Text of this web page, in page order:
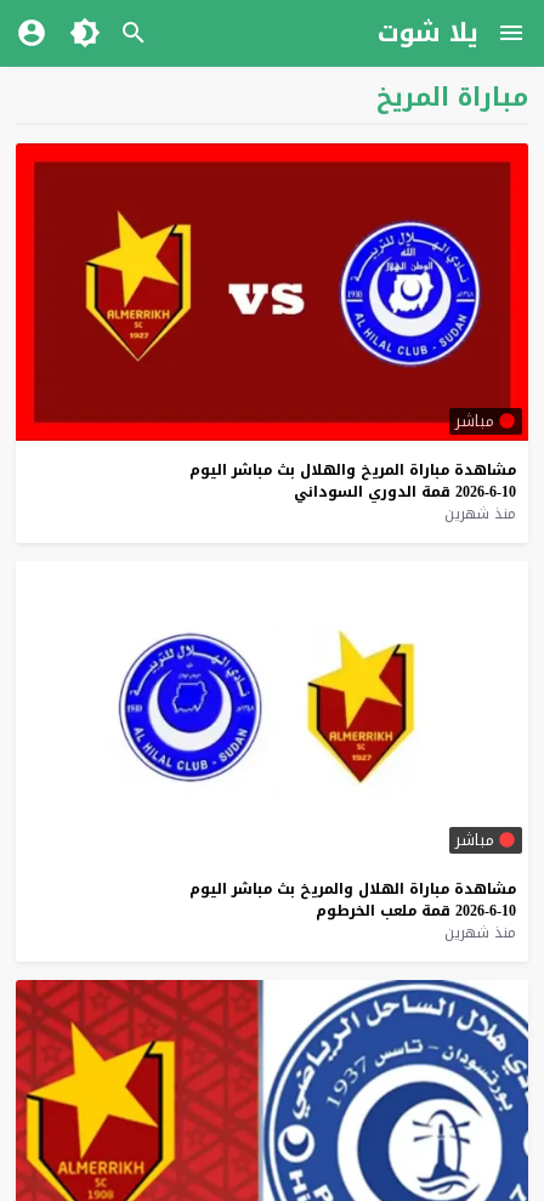
يلا شوت
مباراة المريخ
مباشر
مشاهدة مباراة المريخ والهلال بث مباشر اليوم
10-6-2026
قمة الدوري السوداني
منذ شهرين
مباشر
مشاهدة مباراة الهلال والمريخ بث مباشر اليوم
10-6-2026
قمة ملعب الخرطوم
منذ شهرين